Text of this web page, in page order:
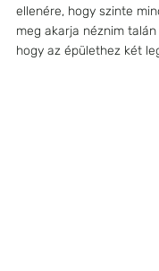
ellenére, hogy szinte
meg akarja néznim
hogy az épülethez két